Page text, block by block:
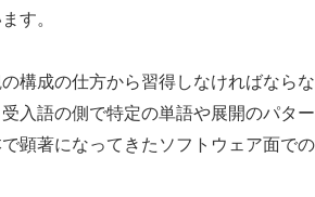
す。
構成の仕方から習得しなければなら
入語の側で特定の単語や展開のパタ
顕著になってきたソフトウェア面で